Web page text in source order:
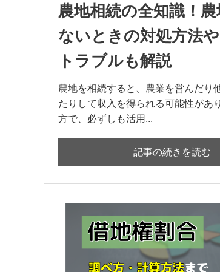
農地相続の全知識！
ないときの対処方法
トラブルも解説
農地を相続すると、農業を営んだり
たりして収入を得られる可能性があ
方で、必ずしも活用...
記事の続きを読む